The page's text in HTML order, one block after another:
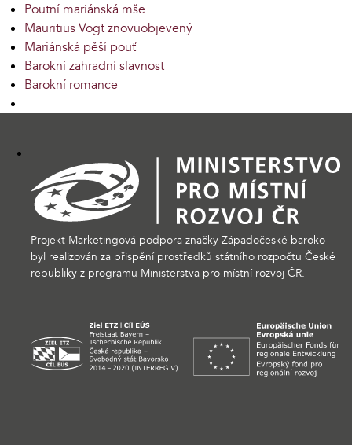
Poutní mariánská mše
Mauritius Vogt znovuobjevený
Mariánská pěší pouť
Barokní zahradní slavnost
Barokní romance
Projekt Marketingová podpora značky Západočeské baroko
byl realizován za přispění prostředků státního rozpočtu České
republiky z programu Ministerstva pro místní rozvoj ČR.